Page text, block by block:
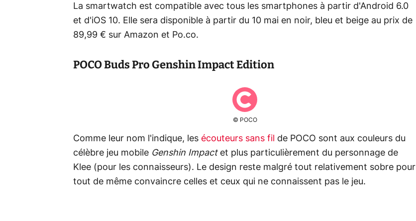
La smartwatch est compatible avec tous les smartphones à partir d'Android 6.0
et d'iOS 10. Elle sera disponible à partir du 10 mai en noir, bleu et beige au prix de
89,99 € sur Amazon et Po.co.
POCO Buds Pro Genshin Impact Edition
© POCO
Comme leur nom l'indique, les écouteurs sans fil
de POCO sont aux couleurs du
célèbre jeu mobile Genshin Impactet plus particulièrement du personnage de
Klee (pour les connaisseurs). Le design reste malgré tout relativement sobre pour
tout de même convaincre celles et ceux qui ne connaissent pas le jeu.